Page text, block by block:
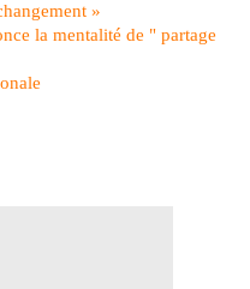
»
la mentalité de " partage